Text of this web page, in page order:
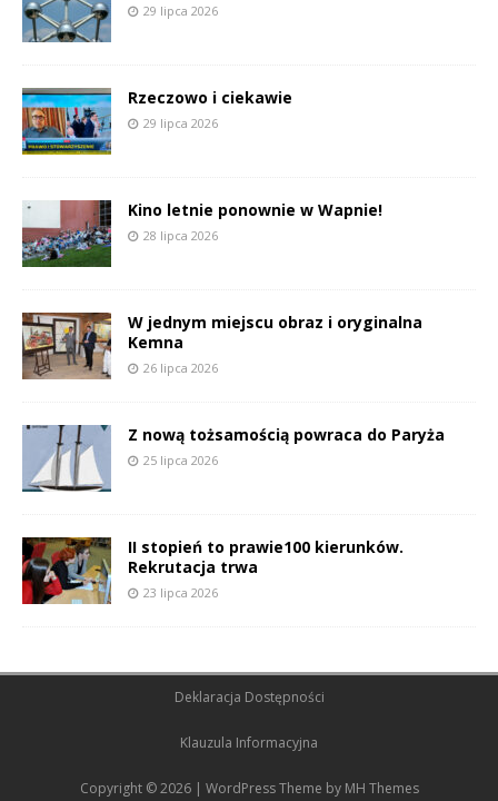
29 lipca 2026
Rzeczowo i ciekawie
29 lipca 2026
Kino letnie ponownie w Wapnie!
28 lipca 2026
W jednym miejscu obraz i oryginalna
Kemna
26 lipca 2026
Z nową tożsamością powraca do Paryża
25 lipca 2026
II stopień to prawie100 kierunków.
Rekrutacja trwa
23 lipca 2026
Deklaracja Dostępności
Klauzula Informacyjna
Copyright © 2026 | WordPress Theme by MH Themes